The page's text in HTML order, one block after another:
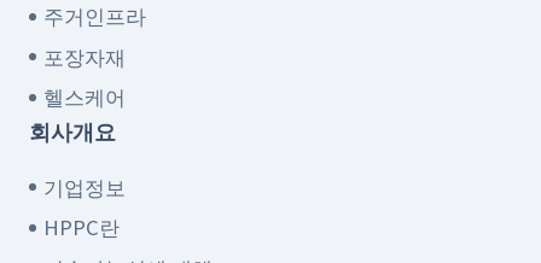
주거인프라
포장자재
헬스케어
회사개요
기업정보
HPPC란